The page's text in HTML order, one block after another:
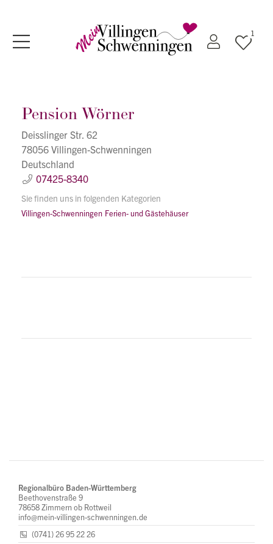
1
Pension Wörner
Deisslinger Str. 62
78056 Villingen-Schwenningen
Deutschland
07425-8340
Sie finden uns in folgenden Kategorien
Villingen-Schwenningen Ferien- und Gästehäuser
Regionalbüro Baden-Württemberg
Beethovenstraße 9
78658 Zimmern ob Rottweil
info@mein-villingen-schwenningen.de
(0741) 26 95 22 26